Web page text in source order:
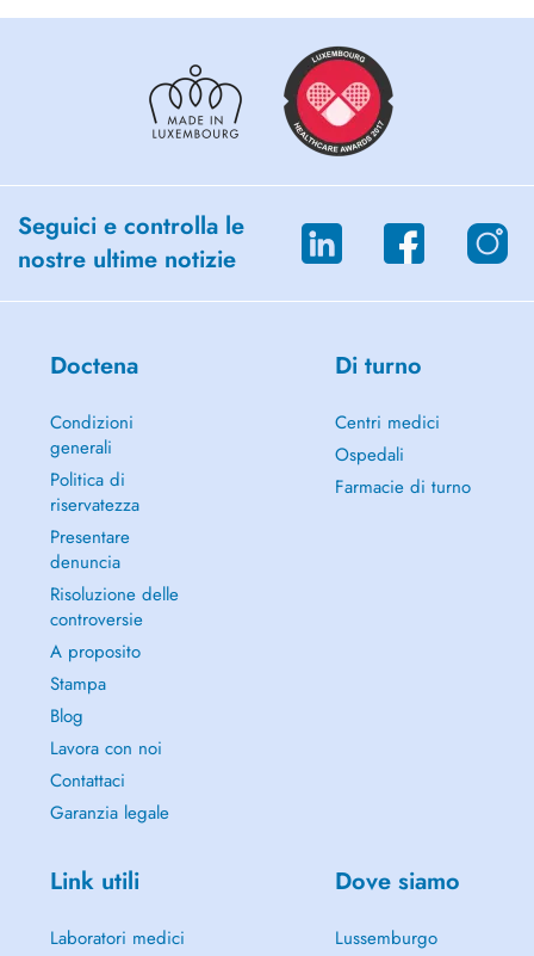
Seguici e controlla le
nostre ultime notizie
Doctena
Condizioni
generali
Politica di
riservatezza
Presentare
denuncia
Risoluzione delle
controversie
A proposito
Stampa
Blog
Lavora con noi
Contattaci
Garanzia legale
Di turno
Centri medici
Ospedali
Farmacie di turno
Link utili
Laboratori medici
Dove siamo
Lussemburgo